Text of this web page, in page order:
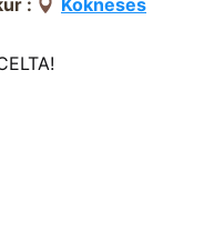
:
Kokneses